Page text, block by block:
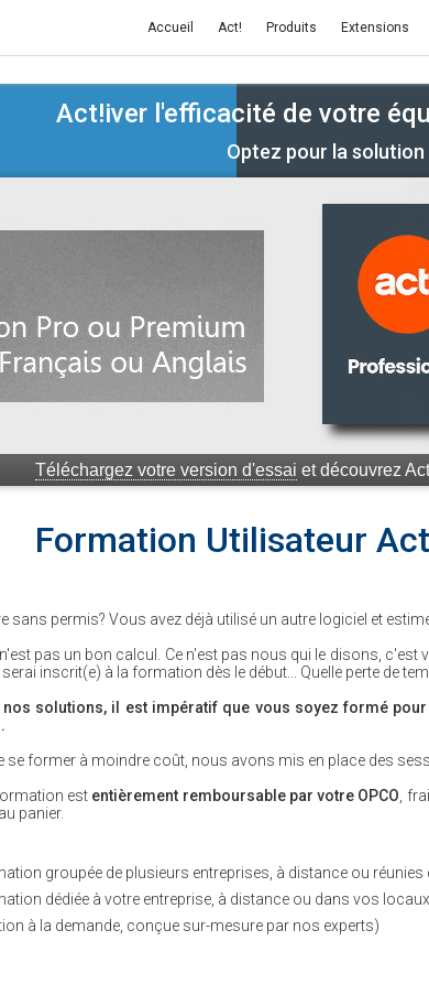
Accueil Act! Produits Extensions
Act!iver l'efficacité de votre
Optez pour la solution
ici dès maintenant pour découvrir toutes nos
Formation Utilisateur
permis? Vous avez déjà utilisé un autre logiciel et
pas un bon calcul. Ce n'est pas nous qui le disons, c'est
inscrit(e) à la formation dès le début... Quelle perte de
nos solutions, il est impératif que vous soyez formé
se former à moindre coût, nous avons mis en place des
est entièrement remboursable par votre OPCO ,
panier.
groupée de plusieurs entreprises, à distance ou
dédiée à votre entreprise, à distance ou dans vos
à la demande, conçue sur-mesure par nos experts)